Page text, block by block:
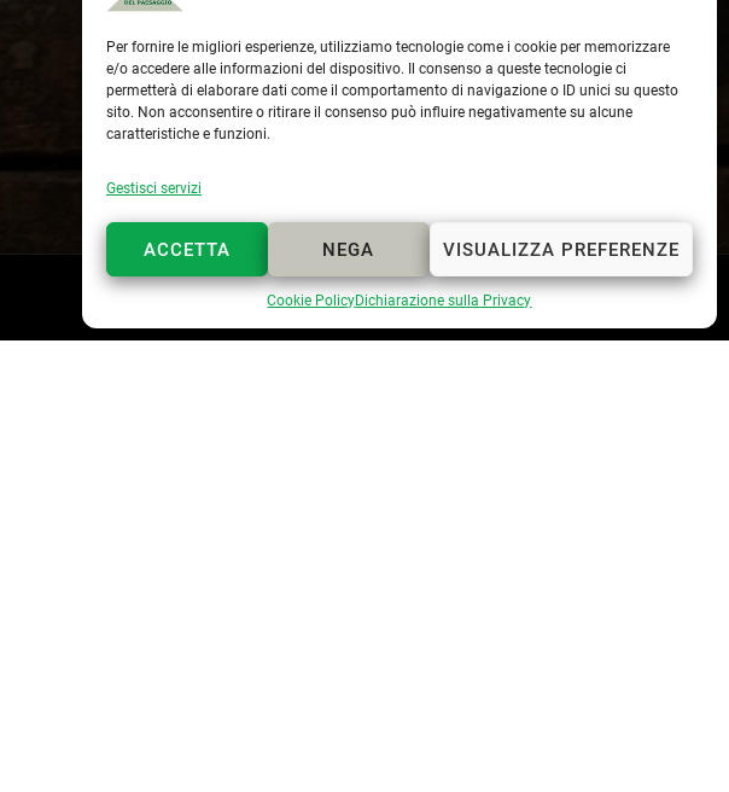
Per fornire le migliori esperienze, utilizziamo tecnologie come i cookie per memorizzare
e/o accedere alle informazioni del dispositivo. Il consenso a queste tecnologie ci
permetterà di elaborare dati come il comportamento di navigazione o ID unici su questo
sito. Non acconsentire o ritirare il consenso può influire negativamente su alcune
caratteristiche e funzioni.
Gestisci servizi
ACCETTA NEGA VISUALIZZA PREFERENZE
Cookie PolicyDichiarazione sulla Privacy
WebmasterLapo Cerchiai